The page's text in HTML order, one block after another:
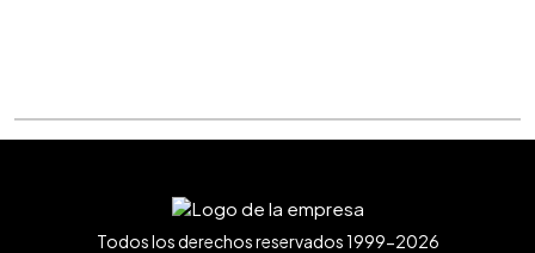
Todos los derechos reservados 1999-2026